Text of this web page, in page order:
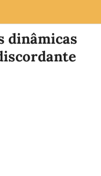
dinâmicas